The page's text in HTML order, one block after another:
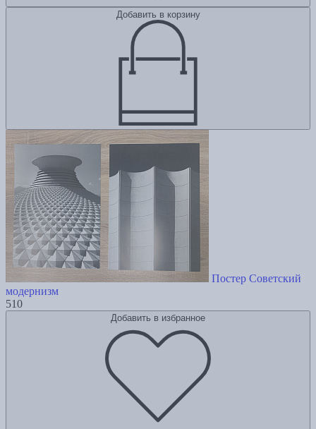
Добавить в корзину
Постер Советский
модернизм
510
Добавить в избранное